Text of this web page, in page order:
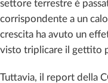
settore terrestre è
corrispondente a un
crescita ha avuto un
visto triplicare il gettito
Tuttavia, il report della